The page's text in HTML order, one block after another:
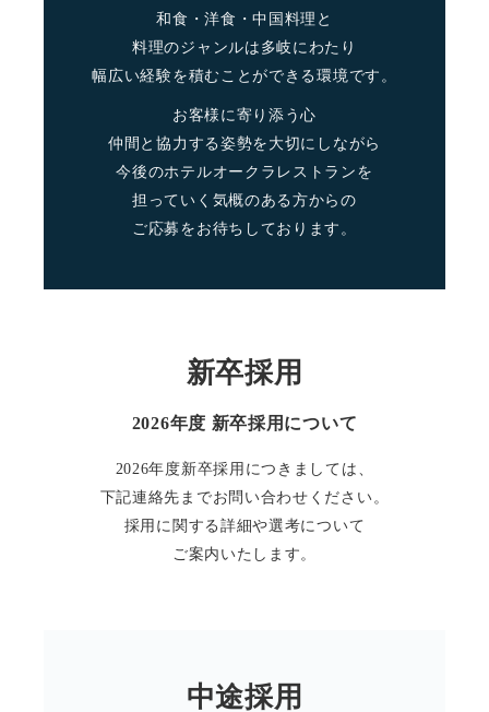
和食・洋食・中国料理と
料理のジャンルは多岐にわたり
幅広い経験を積むことができる環境です。
お客様に寄り添う心
仲間と協力する姿勢を大切にしながら
今後のホテルオークラレストランを
担っていく気概のある方からの
ご応募をお待ちしております。
新卒採用
2026年度 新卒採用について
2026年度新卒採用につきましては、
下記連絡先までお問い合わせください。
採用に関する詳細や選考について
ご案内いたします。
中途採用